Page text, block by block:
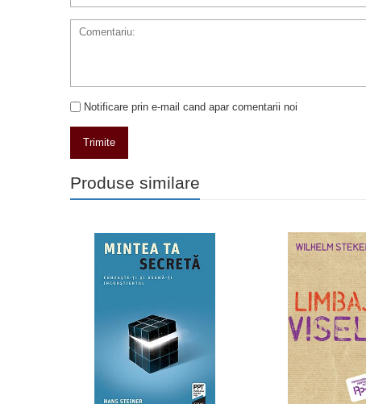
Notificare prin e-mail cand apar comentarii noi
Trimite
Produse similare